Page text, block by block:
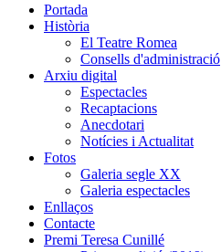
Portada
Història
El Teatre Romea
Consells d'administració
Arxiu digital
Espectacles
Recaptacions
Anecdotari
Notícies i Actualitat
Fotos
Galeria segle XX
Galeria espectacles
Enllaços
Contacte
Premi Teresa Cunillé